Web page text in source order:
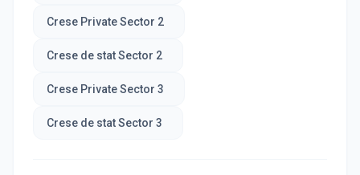
Crese Private Sector 2
Crese de stat Sector 2
Crese Private Sector 3
Crese de stat Sector 3